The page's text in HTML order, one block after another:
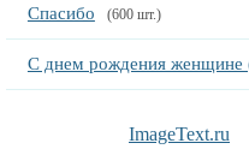
Спасибо (600 шт.)
С днем рождения женщине
ImageText.ru